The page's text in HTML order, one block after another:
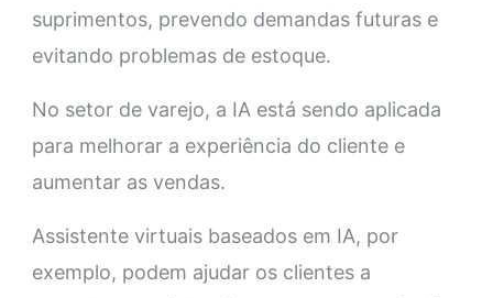
suprimentos, prevendo demandas futuras e
evitando problemas de estoque.
No setor de varejo, a IA está sendo aplicada
para melhorar a experiência do cliente e
aumentar as vendas.
Assistente virtuais baseados em IA, por
exemplo, podem ajudar os clientes a